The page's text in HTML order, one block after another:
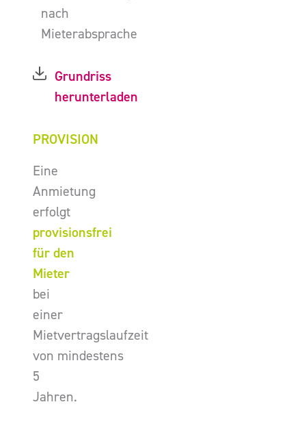
nach
Mieterabsprache
Grundriss
herunterladen
PROVISION
Eine
Anmietung
erfolgt
provisionsfrei
für den
Mieter
bei
einer
Mietvertragslaufzeit
von mindestens
5
Jahren.